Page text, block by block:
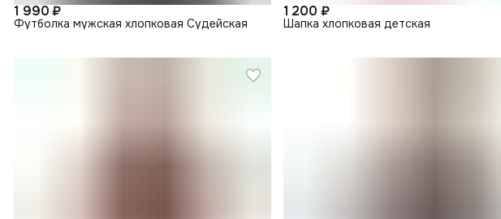
1 990 ₽
Футболка мужская хлопковая Судейская
1 200 ₽
Шапка хлопковая детская